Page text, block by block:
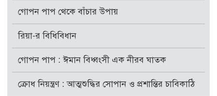
গোপন পাপ থেকে বাঁচার উপায়
রিয়া-র বিধিবিধান
গোপন পাপ : ঈমান বিধ্বংসী এক নীরব ঘাতক
ক্রোধ নিয়ন্ত্রণ : আত্মশুদ্ধির সোপান ও প্রশান্তির চাবিকাঠি